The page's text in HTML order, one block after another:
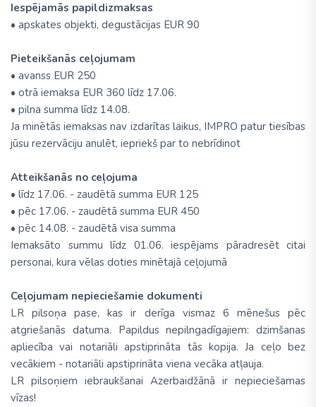
Iespējamās papildizmaksas
• apskates objekti, degustācijas EUR 90
Pieteikšanās ceļojumam
• avanss EUR 250
• otrā iemaksa EUR 360 līdz 17.06.
• pilna summa līdz 14.08.
Ja minētās iemaksas nav izdarītas laikus, IMPRO patur tiesības
jūsu rezervāciju anulēt, iepriekš par to nebrīdinot
Atteikšanās no ceļojuma
• līdz 17.06. - zaudētā summa EUR 125
• pēc 17.06. - zaudētā summa EUR 450
• pēc 14.08. - zaudētā visa summa
Iemaksāto summu līdz 01.06. iespējams pāradresēt citai
personai, kura vēlas doties minētajā ceļojumā
Ceļojumam nepieciešamie dokumenti
LR pilsoņa pase, kas ir derīga vismaz 6 mēnešus pēc
atgriešanās datuma. Papildus nepilngadīgajiem: dzimšanas
apliecība vai notariāli apstiprināta tās kopija. Ja ceļo bez
vecākiem - notariāli apstiprināta viena vecāka atļauja.
LR pilsoņiem iebraukšanai Azerbaidžānā ir nepieciešamas
vīzas!